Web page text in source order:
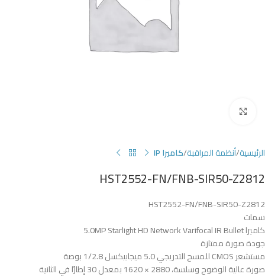
الرئيسية أنظمة المراقبة كاميرا IP
HST2552-FN/FNB-SIR50-Z2812
HST2552-FN/FNB-SIR50-Z2812
سمات
كاميرا 5.0MP Starlight HD Network Varifocal IR Bullet
جودة صورة ممتازة
مستشعر CMOS للمسح التدريجي 5.0 ميجابيكسل 1/2.8 بوصة
صورة عالية الوضوح وسلسة، 2880 × 1620 بمعدل 30 إطارًا في الثانية